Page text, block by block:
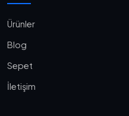
Ürünler
Blog
Sepet
İletişim